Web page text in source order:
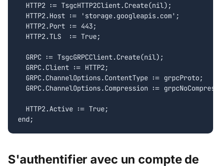
  HTTP2 := TsgcHTTP2Client.Create(nil);
  HTTP2.Host := 'storage.googleapis.com';
  HTTP2.Port := 443;
  HTTP2.TLS  := True;
  GRPC := TsgcGRPCClient.Create(nil);
  GRPC.Client := HTTP2;
  GRPC.ChannelOptions.ContentType := grpcProto;
GRPC.ChannelOptions.Compression :=
  HTTP2.Active := True;
end;
S'authentifier avec un compte de